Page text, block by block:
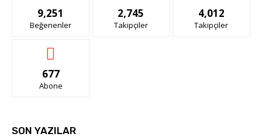
9,251
Beğenenler
2,745
Takipçiler
4,012
Takipçiler
677
Abone
SON YAZILAR